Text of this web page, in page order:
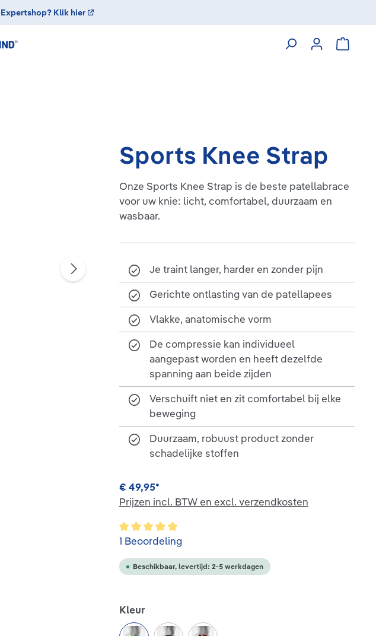
Klik hier
Sports Knee Strap
Onze Sports Knee Strap is de beste patellabrace
voor uw knie: licht, comfortabel, duurzaam en
wasbaar.
Je traint langer, harder en zonder pijn
Gerichte ontlasting van de patellapees
Vlakke, anatomische vorm
De compressie kan individueel
aangepast worden en heeft dezelfde
spanning aan beide zijden
Verschuift niet en zit comfortabel bij elke
beweging
Duurzaam, robuust product zonder
schadelijke stoffen
€ 49,95*
Prijzen incl. BTW en excl. verzendkosten
Gemiddelde waardering van 5 van 5 sterren
1 Beoordeling
Beschikbaar, levertijd: 2-5 werkdagen
Selecteer
Kleur